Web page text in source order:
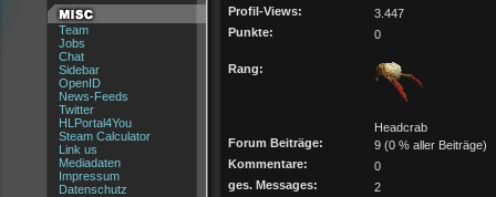
Team
Jobs
Chat
Sidebar
OpenID
News-Feeds
Twitter
HLPortal4You
Steam Calculator
Link us
Mediadaten
Impressum
Datenschutz
Profil-Views:
3.447
Punkte:
0
Rang:
Headcrab
Forum Beiträge:
9 (0 % aller Beiträge)
Kommentare:
0
ges. Messages:
2